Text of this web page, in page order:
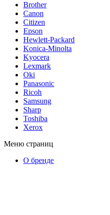
Brother
Canon
Citizen
Epson
Hewlett-Packard
Konica-Minolta
Kyocera
Lexmark
Oki
Panasonic
Ricoh
Samsung
Sharp
Toshiba
Xerox
Меню страниц
О бренде